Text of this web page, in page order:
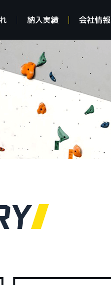
納入実績 会社情報